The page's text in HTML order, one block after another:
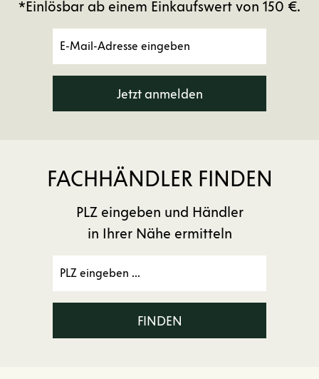
*Einlösbar ab einem Einkaufswert von 150 €.
Jetzt anmelden
FACHHÄNDLER FINDEN
PLZ eingeben und Händler
in Ihrer Nähe ermitteln
FINDEN